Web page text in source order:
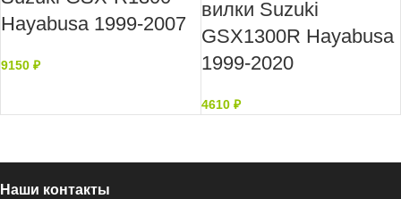
Hayabusa 1999-2007
9150 ₽
вилки Suzuki
GSX1300R Hayabusa
1999-2020
4610 ₽
Наши контакты